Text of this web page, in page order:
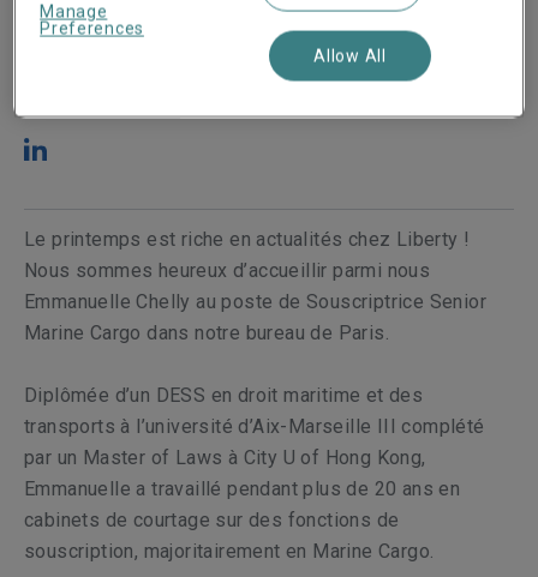
18 June 2025
Le printemps est riche en actualités chez Liberty !
Nous sommes heureux d’accueillir parmi nous
Emmanuelle Chelly au poste de Souscriptrice Senior
Marine Cargo dans notre bureau de Paris.
Diplômée d’un DESS en droit maritime et des
transports à l’université d’Aix-Marseille III complété
par un Master of Laws à City U of Hong Kong,
Emmanuelle a travaillé pendant plus de 20 ans en
cabinets de courtage sur des fonctions de
souscription, majoritairement en Marine Cargo.
Manage
Preferences
Allow All